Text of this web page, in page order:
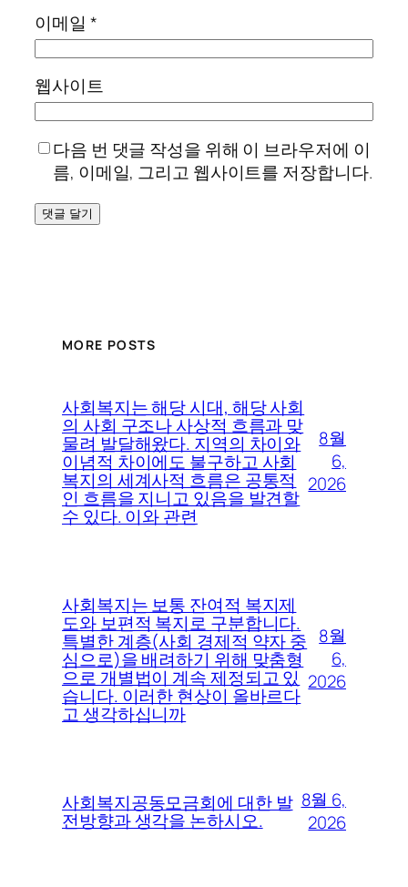
이메일 *
웹사이트
다음 번 댓글 작성을 위해 이 브라우저에 이
름, 이메일, 그리고 웹사이트를 저장합니다.
MORE POSTS
사회복지는 해당 시대, 해당 사회
의 사회 구조나 사상적 흐름과 맞
물려 발달해왔다. 지역의 차이와
이념적 차이에도 불구하고 사회
복지의 세계사적 흐름은 공통적
인 흐름을 지니고 있음을 발견할
수 있다. 이와 관련
8월
6,
2026
사회복지는 보통 잔여적 복지제
도와 보편적 복지로 구분합니다.
특별한 계층(사회 경제적 약자 중
심으로)을 배려하기 위해 맞춤형
으로 개별법이 계속 제정되고 있
습니다. 이러한 현상이 올바르다
고 생각하십니까
8월
6,
2026
사회복지공동모금회에 대한 발
전방향과 생각을 논하시오.
8월 6,
2026